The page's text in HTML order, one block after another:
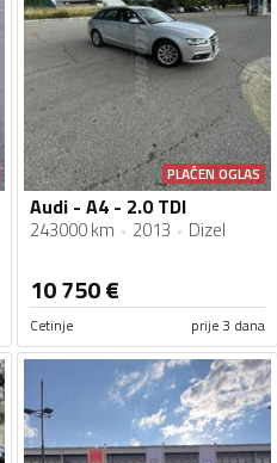
PLAĆEN OGLAS
Audi - A4 - 2.0 TDI
243000 km 2013 Dizel
10 750€
Cetinje prije 3 dana